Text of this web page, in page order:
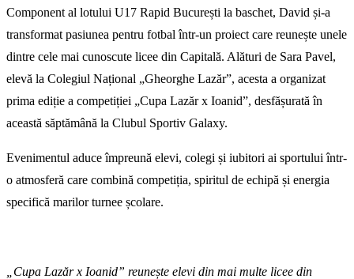
Component al lotului U17 Rapid București la baschet, David și-a
transformat pasiunea pentru fotbal într-un proiect care reunește unele
dintre cele mai cunoscute licee din Capitală. Alături de Sara Pavel,
elevă la Colegiul Național „Gheorghe Lazăr”, acesta a organizat
prima ediție a competiției „Cupa Lazăr x Ioanid”, desfășurată în
această săptămână la Clubul Sportiv Galaxy.
Evenimentul aduce împreună elevi, colegi și iubitori ai sportului într-
o atmosferă care combină competiția, spiritul de echipă și energia
specifică marilor turnee școlare.
„Cupa Lazăr x Ioanid” reunește elevi din mai multe licee din